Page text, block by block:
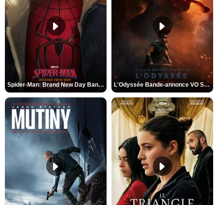
Spider-Man: Brand New Day Bande-annonce VO STFR L'Odyssée Bande-annonce VO STFR